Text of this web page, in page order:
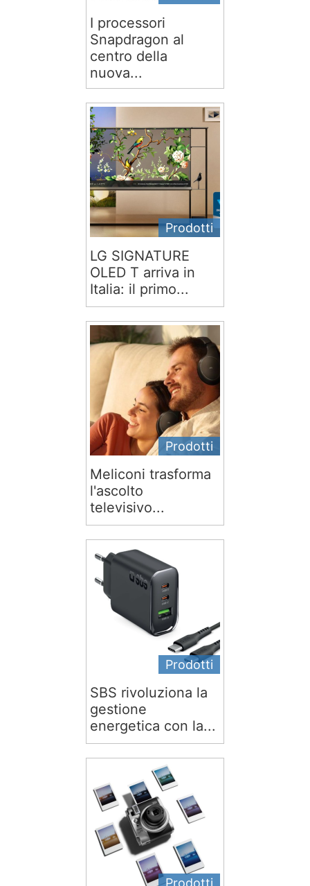
I processori
Snapdragon al
centro della
nuova...
Prodotti
LG SIGNATURE
OLED T arriva in
Italia: il primo...
Prodotti
Meliconi trasforma
l'ascolto
televisivo...
Prodotti
SBS rivoluziona la
gestione
energetica con la...
Prodotti